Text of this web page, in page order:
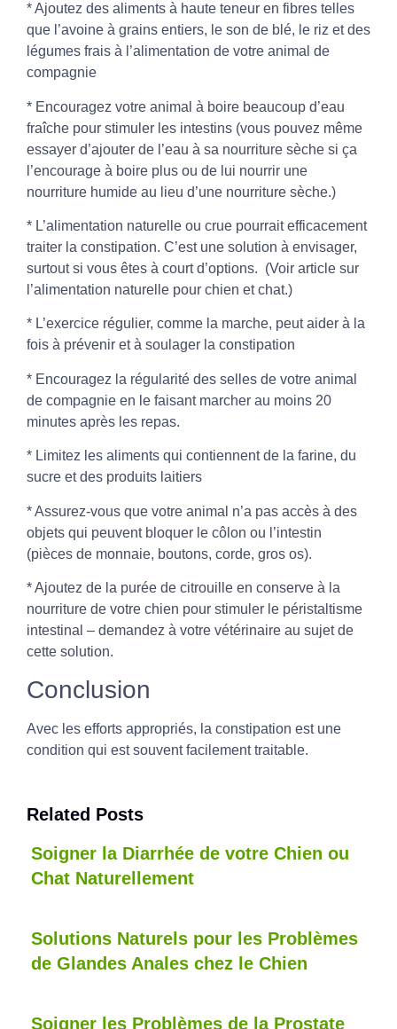
* Ajoutez des aliments à haute teneur en fibres telles
que l’avoine à grains entiers, le son de blé, le riz et des
légumes frais à l’alimentation de votre animal de
compagnie
* Encouragez votre animal à boire beaucoup d’eau
fraîche pour stimuler les intestins (vous pouvez même
essayer d’ajouter de l’eau à sa nourriture sèche si ça
l’encourage à boire plus ou de lui nourrir une
nourriture humide au lieu d’une nourriture sèche.)
* L’alimentation naturelle ou crue pourrait efficacement
traiter la constipation. C’est une solution à envisager,
surtout si vous êtes à court d’options. (Voir article sur
l’alimentation naturelle pour chien et chat.)
* L’exercice régulier, comme la marche, peut aider à la
fois à prévenir et à soulager la constipation
* Encouragez la régularité des selles de votre animal
de compagnie en le faisant marcher au moins 20
minutes après les repas.
* Limitez les aliments qui contiennent de la farine, du
sucre et des produits laitiers
* Assurez-vous que votre animal n’a pas accès à des
objets qui peuvent bloquer le côlon ou l’intestin
(pièces de monnaie, boutons, corde, gros os).
* Ajoutez de la purée de citrouille en conserve à la
nourriture de votre chien pour stimuler le péristaltisme
intestinal – demandez à votre vétérinaire au sujet de
cette solution.
Conclusion
Avec les efforts appropriés, la constipation est une
condition qui est souvent facilement traitable.
Related Posts
Soigner la Diarrhée de votre Chien ou
Chat Naturellement
Solutions Naturels pour les Problèmes
de Glandes Anales chez le Chien
Soigner les Problèmes de la Prostate